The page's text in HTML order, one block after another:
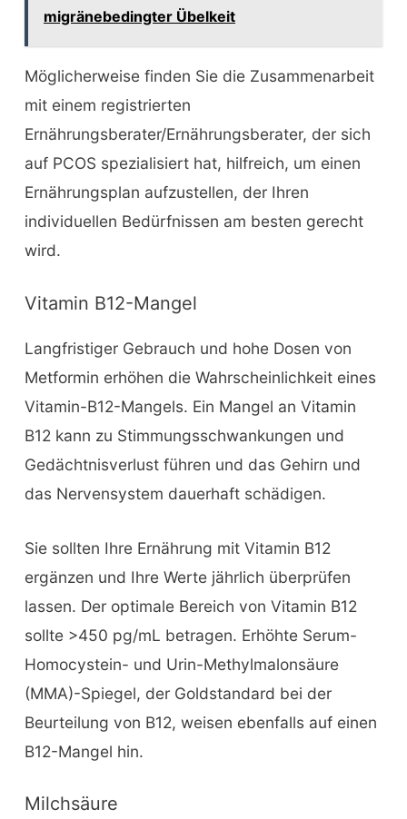
migränebedingter Übelkeit
Möglicherweise finden Sie die Zusammenarbeit
mit einem registrierten
Ernährungsberater/Ernährungsberater, der sich
auf PCOS spezialisiert hat, hilfreich, um einen
Ernährungsplan aufzustellen, der Ihren
individuellen Bedürfnissen am besten gerecht
wird.
Vitamin B12-Mangel
Langfristiger Gebrauch und hohe Dosen von
Metformin erhöhen die Wahrscheinlichkeit eines
Vitamin-B12-Mangels. Ein Mangel an Vitamin
B12 kann zu Stimmungsschwankungen und
Gedächtnisverlust führen und das Gehirn und
das Nervensystem dauerhaft schädigen.
Sie sollten Ihre Ernährung mit Vitamin B12
ergänzen und Ihre Werte jährlich überprüfen
lassen. Der optimale Bereich von Vitamin B12
sollte >450 pg/mL betragen. Erhöhte Serum-
Homocystein- und Urin-Methylmalonsäure
(MMA)-Spiegel, der Goldstandard bei der
Beurteilung von B12, weisen ebenfalls auf einen
B12-Mangel hin.
Milchsäure